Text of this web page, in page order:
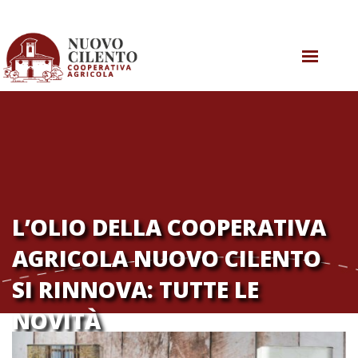
CHI SIAMO
COSA SUCCEDE
CONTATTI
L’OLIO DELLA COOPERATIVA
AGRICOLA NUOVO CILENTO
SI RINNOVA: TUTTE LE
NOVITÀ